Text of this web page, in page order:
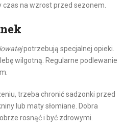
czas na wzrost przed sezonem.
potrzebują specjalnej opieki.
wilgotną. Regularne podlewanie
trzeba chronić sadzonki przed
lub maty słomiane. Dobra
rosnąć i być zdrowymi.